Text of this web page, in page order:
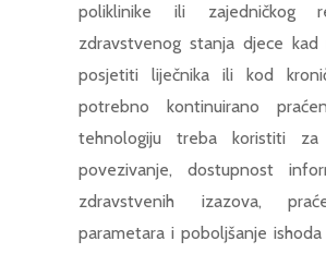
poliklinike ili zajedničkog
zdravstvenog stanja djece
posjetiti liječnika ili kod
potrebno kontinuirano
tehnologiju treba koristiti za
povezivanje, dostupnost
zdravstvenih izazova,
parametara i poboljšanje ishoda